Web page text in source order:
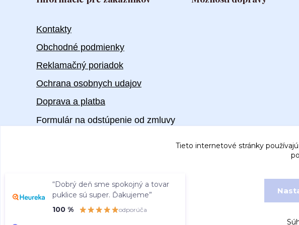
Kontakty
Obchodné podmienky
Reklamačný poriadok
Ochrana osobnych udajov
Doprava a platba
Formulár na odstúpenie od zmluvy
Tieto internetové stránky
“Dobrý deň sme spokojný a tovar
puklice sú super. Ďakujeme”
100 %
odporúča